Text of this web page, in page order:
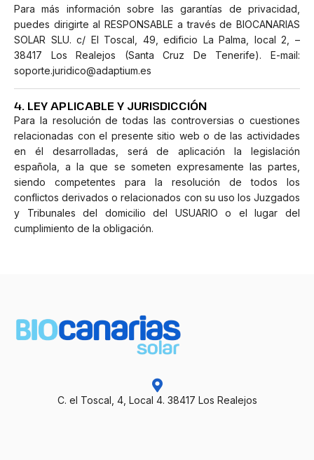
Para más información sobre las garantías de privacidad,
puedes dirigirte al RESPONSABLE a través de BIOCANARIAS
SOLAR SLU. c/ El Toscal, 49, edificio La Palma, local 2, –
38417 Los Realejos (Santa Cruz De Tenerife). E-mail:
soporte.juridico@adaptium.es
4. LEY APLICABLE Y JURISDICCIÓN
Para la resolución de todas las controversias o cuestiones
relacionadas con el presente sitio web o de las actividades
en él desarrolladas, será de aplicación la legislación
española, a la que se someten expresamente las partes,
siendo competentes para la resolución de todos los
conflictos derivados o relacionados con su uso los Juzgados
y Tribunales del domicilio del USUARIO o el lugar del
cumplimiento de la obligación.
C. el Toscal, 4, Local 4. 38417 Los Realejos